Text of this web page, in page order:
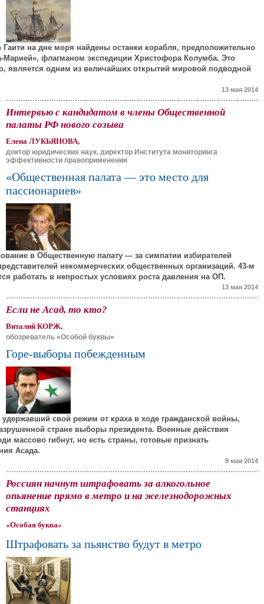
Гаити на дне моря найдены останки корабля, предположительно
Марией», флагманом экспедиции Христофора Колумба. Это
является одним из величайших открытий мировой подводной
13 мая 2014
Интервью с кандидатом в члены Общественной
палаты РФ нового созыва
Елена ЛУКЬЯНОВА,
доктор юридических наук, директор Института мониторинга
эффективности правоприменения
«Общественная палата — это место для
пассионариев»
в Общественную палату — за симпатии избирателей
некоммерческих общественных организаций. 43-м
работать в непростых условиях роста давления на ОП.
13 мая 2014
Если не Асад, то кто?
Виталий КОРЖ,
обозреватель «Особой буквы»
Горе-выборы побежденным
свой режим от краха в ходе гражданской войны,
стране выборы президента. Военные действия
массово гибнут, но есть страны, готовые признать
Асада.
8 мая 2014
Россиян начнут штрафовать за алкогольное
опьянение прямо в метро и на железнодорожных
станциях
«Особая буква»
Штрафовать за пьянство будут в метро